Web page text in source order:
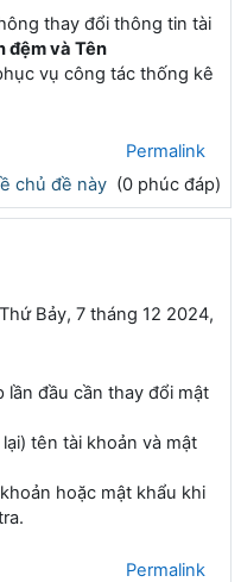
thay đổi thông tin tài
đệm và Tên
vụ công tác thống kê
Permalink
chủ đề này (0 phúc đáp)
Thứ Bảy, 7 tháng 12 2024,
lần đầu cần thay đổi mật
tên tài khoản và mật
hoặc mật khẩu khi
Permalink